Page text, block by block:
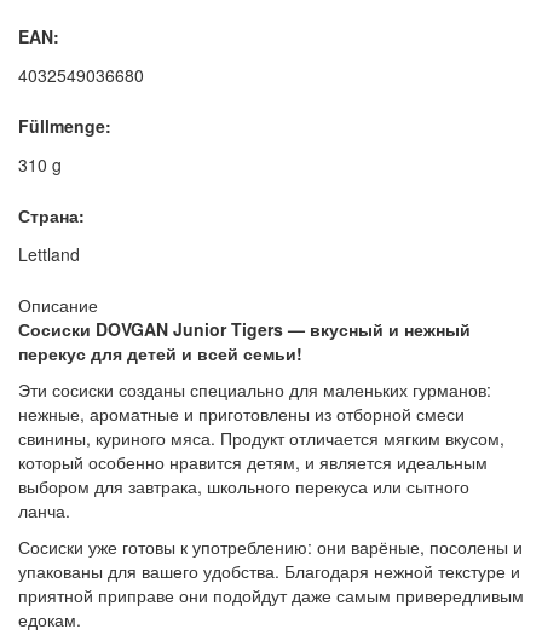
EAN:
4032549036680
Füllmenge:
310 g
Страна:
Lettland
Описание
Сосиски DOVGAN Junior Tigers — вкусный и нежный
перекус для детей и всей семьи!
Эти сосиски созданы специально для маленьких гурманов:
нежные, ароматные и приготовлены из отборной смеси
свинины, куриного мяса. Продукт отличается мягким вкусом,
который особенно нравится детям, и является идеальным
выбором для завтрака, школьного перекуса или сытного
ланча.
Сосиски уже готовы к употреблению: они варёные, посолены и
упакованы для вашего удобства. Благодаря нежной текстуре и
приятной приправе они подойдут даже самым привередливым
едокам.